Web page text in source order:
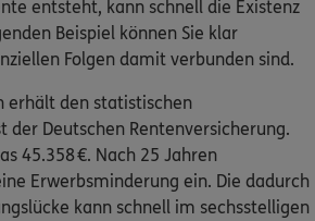
entsteht, kann schnell die Existenz
Beispiel können Sie klar
Folgen damit verbunden sind.
erhält den statistischen
der Deutschen Rentenversicherung.
45.358 €. Nach 25 Jahren
Erwerbsminderung ein. Die dadurch
kann schnell im sechsstelligen